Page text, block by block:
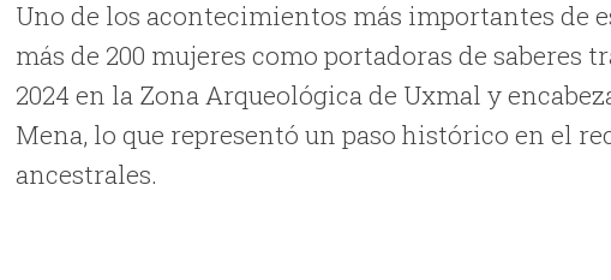
Uno de los acontecimientos más importantes de
más de 200 mujeres como portadoras de
2024 en la Zona Arqueológica de Uxmal y
Mena, lo que representó un paso histórico en el
ancestrales.